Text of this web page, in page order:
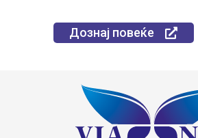
Дознај повеќе